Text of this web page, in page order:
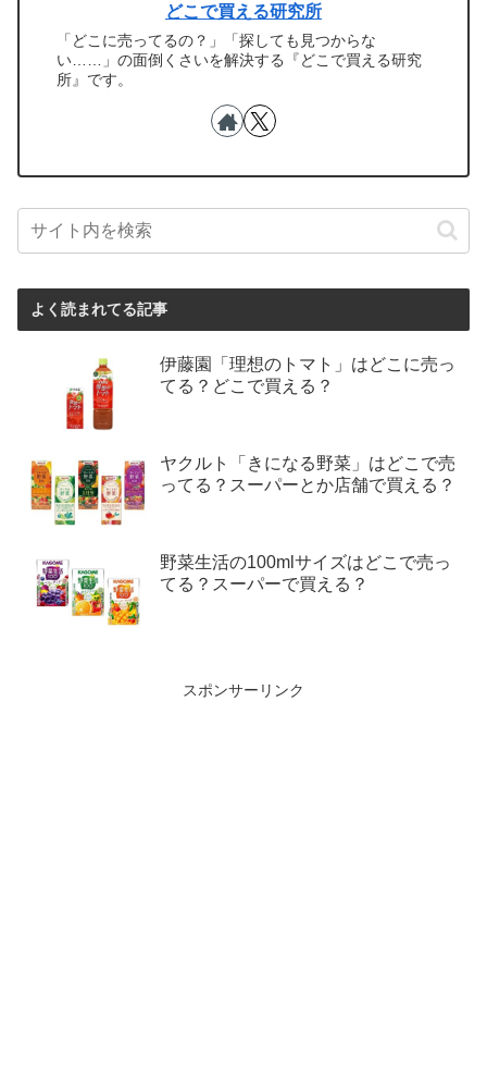
どこで買える研究所
「どこに売ってるの？」「探しても見つからな
い……」の面倒くさいを解決する『どこで買える研究
所』です。
よく読まれてる記事
伊藤園「理想のトマト」はどこに売っ
てる？どこで買える？
ヤクルト「きになる野菜」はどこで売
ってる？スーパーとか店舗で買える？
野菜生活の100mlサイズはどこで売っ
てる？スーパーで買える？
スポンサーリンク